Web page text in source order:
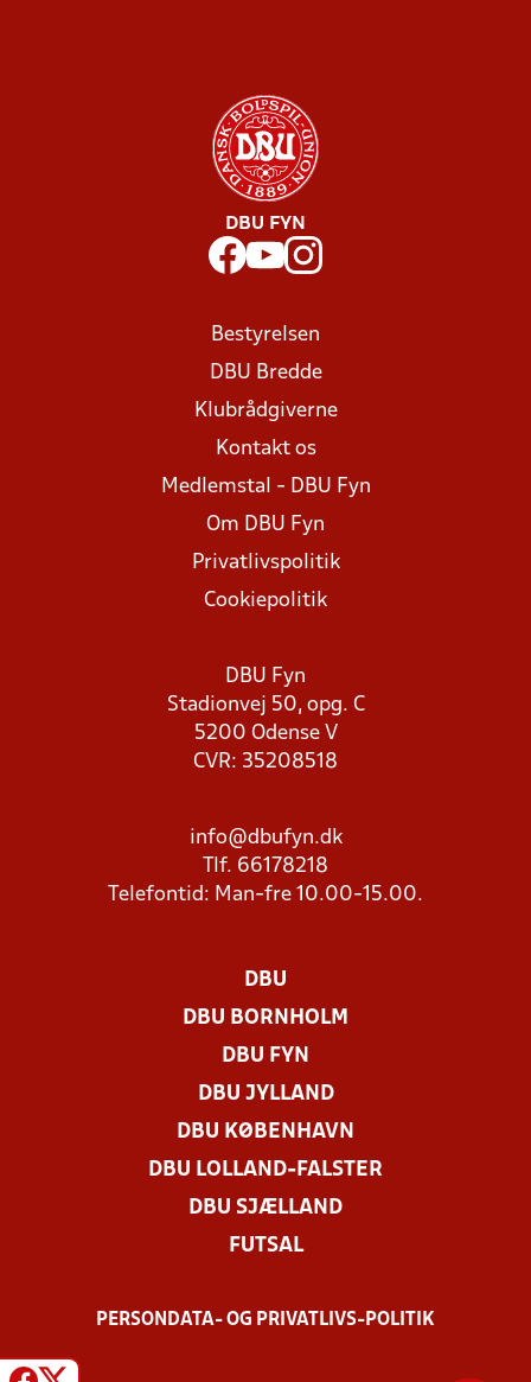
DBU FYN
Bestyrelsen
DBU Bredde
Klubrådgiverne
Kontakt os
Medlemstal - DBU Fyn
Om DBU Fyn
Privatlivspolitik
Cookiepolitik
DBU Fyn
Stadionvej 50, opg. C
5200 Odense V
CVR: 35208518
info@dbufyn.dk
Tlf. 66178218
Telefontid: Man-fre 10.00-15.00.
DBU
DBU BORNHOLM
DBU FYN
DBU JYLLAND
DBU KØBENHAVN
DBU LOLLAND-FALSTER
DBU SJÆLLAND
FUTSAL
PERSONDATA- OG PRIVATLIVS-POLITIK